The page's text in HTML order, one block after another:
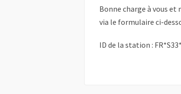
Bonne charge à vous et
via le formulaire ci-
ID de la station :